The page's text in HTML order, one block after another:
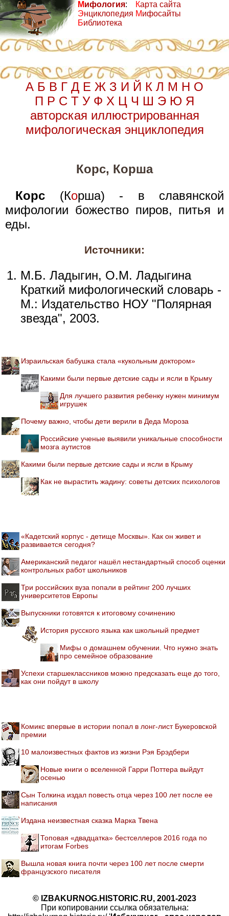
Мифология:
Энциклопедия
Библиотека
Карта сайта
Мифосайты
А Б В Г Д Е Ж З И Й К Л М Н О
П Р С Т У Ф Х Ц Ч Ш Э Ю Я
авторская иллюстрированная
мифологическая энциклопедия
Корс, Корша
Корс (Корша) - в славянской
мифологии божество пиров, питья и
еды.
Источники:
М.Б. Ладыгин, О.М. Ладыгина
Краткий мифологический словарь -
М.: Издательство НОУ "Полярная
звезда", 2003.
Израильская бабушка стала «кукольным доктором»
Какими были первые детские сады и ясли в Крыму
Для лучшего развития ребенку нужен минимум
игрушек
Почему важно, чтобы дети верили в Деда Мороза
Российские ученые выявили уникальные способности
мозга аутистов
Какими были первые детские сады и ясли в Крыму
Как не вырастить жадину: советы детских психологов
«Кадетский корпус - детище Москвы». Как он живет и
развивается сегодня?
Американский педагог нашёл нестандартный способ оценки
контрольных работ школьников
Три российских вуза попали в рейтинг 200 лучших
университетов Европы
Выпускники готовятся к итоговому сочинению
История русского языка как школьный предмет
Мифы о домашнем обучении. Что нужно знать
про семейное образование
Успехи старшеклассников можно предсказать еще до того,
как они пойдут в школу
Комикс впервые в истории попал в лонг-лист Букеровской
премии
10 малоизвестных фактов из жизни Рэя Брэдбери
Новые книги о вселенной Гарри Поттера выйдут
осенью
Сын Толкина издал повесть отца через 100 лет после ее
написания
Издана неизвестная сказка Марка Твена
Топовая «двадцатка» бестселлеров 2016 года по
итогам Forbes
Вышла новая книга почти через 100 лет после смерти
французского писателя
© IZBAKURNOG.HISTORIC.RU, 2001-2023
При копировании ссылка обязательна: